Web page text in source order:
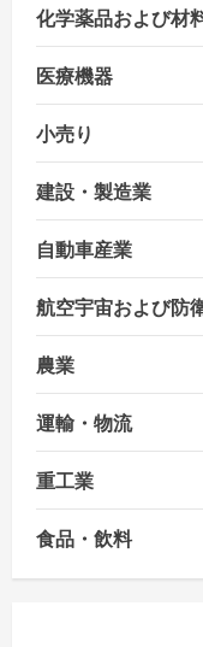
化学薬品および材
医療機器
小売り
建設・製造業
自動車産業
航空宇宙および防
農業
運輸・物流
重工業
食品・飲料